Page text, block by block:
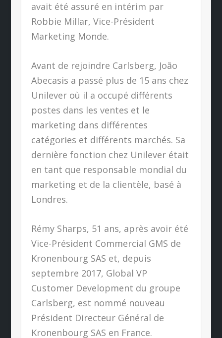
avait été assuré en intérim par
Robbie Millar, Vice-Président
Marketing Monde.
Avant de rejoindre Carlsberg, João
Abecasis a passé plus de 15 ans chez
Unilever où il a occupé différents
postes dans les ventes et le
marketing dans différentes
catégories et différents marchés. Sa
dernière fonction chez Unilever était
en tant que responsable mondial du
marketing et de la clientèle, basé à
Londres.
Rémy Sharps, 51 ans, après avoir été
Vice-Président Commercial GMS de
Kronenbourg SAS et, depuis
septembre 2017, Global VP
Customer Development du groupe
Carlsberg, est nommé nouveau
Président Directeur Général de
Kronenbourg SAS en France.